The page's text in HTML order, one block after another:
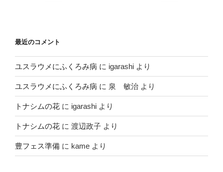
最近のコメント
ユスラウメにふくろみ病 に igarashi より
ユスラウメにふくろみ病 に 泉 敏治 より
トナシムの花 に igarashi より
トナシムの花 に 渡辺政子 より
豊フェス準備 に kame より